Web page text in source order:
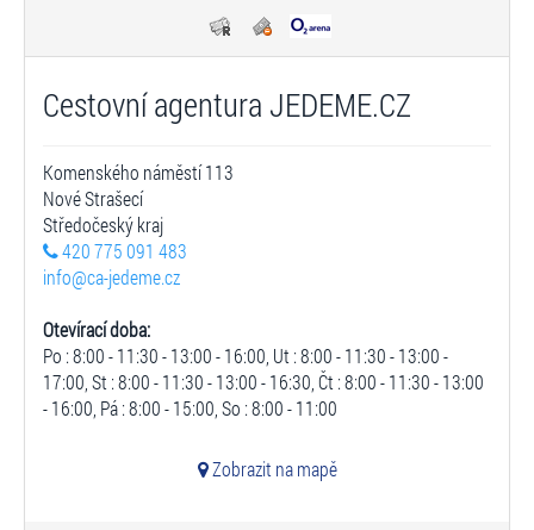
Cestovní agentura JEDEME.CZ
Komenského náměstí 113
Nové Strašecí
Středočeský kraj
420 775 091 483
info@ca-jedeme.cz
Otevírací doba:
Po : 8:00 - 11:30 - 13:00 - 16:00, Ut : 8:00 - 11:30 - 13:00 -
17:00, St : 8:00 - 11:30 - 13:00 - 16:30, Čt : 8:00 - 11:30 - 13:00
- 16:00, Pá : 8:00 - 15:00, So : 8:00 - 11:00
Zobrazit na mapě